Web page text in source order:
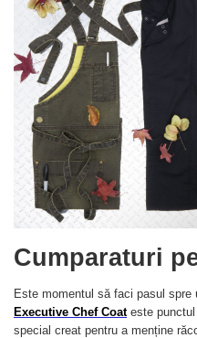
Cumparaturi
Este momentul să faci pasul
Executive Chef Coateste punctul
special creat pentru a menține